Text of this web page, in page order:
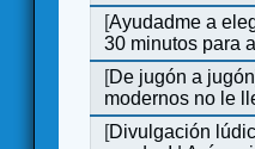
[Ayudadme a
30 minutos para
[De jugón a jugón
modernos no le
[Divulgación